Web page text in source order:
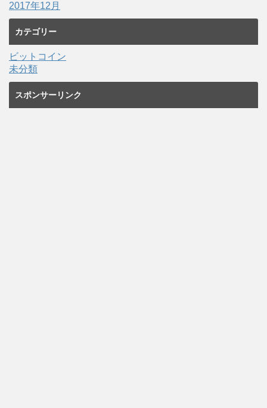
2017年12月
カテゴリー
ビットコイン
未分類
スポンサーリンク